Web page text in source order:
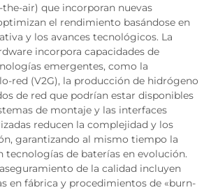
air) que incorporan nuevas
el rendimiento basándose en
y los avances tecnológicos. La
incorpora capacidades de
emergentes, como la
red (V2G), la producción de hidrógeno
de red que podrían estar disponibles
de montaje y las interfaces
reducen la complejidad y los
garantizando al mismo tiempo la
de baterías en evolución.
de la calidad incluyen
en fábrica y procedimientos de «burn-